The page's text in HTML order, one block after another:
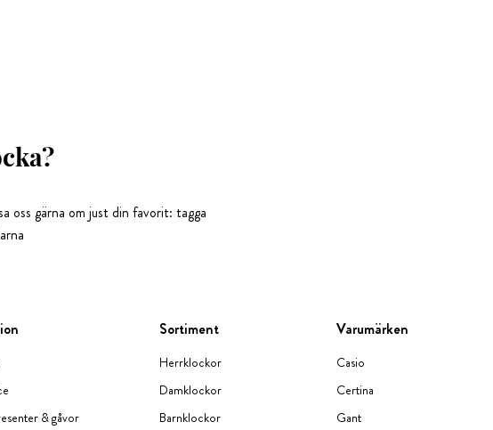
oss gärna om just din favorit: tagga
& gåvor
Sortiment
Herrklockor
Damklockor
Barnklockor
Varumärken
Casio
Certina
Gant